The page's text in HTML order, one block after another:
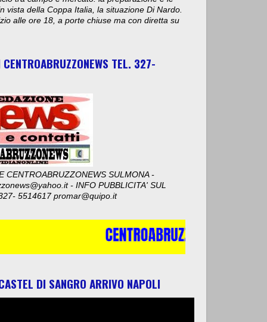
vista della Coppa Italia, la situazione Di Nardo.
alle ore 18, a porte chiuse ma con diretta su
CENTROABRUZZONEWS TEL. 327-
CENTROABRUZZONEWS SULMONA -
- INFO PUBBLICITA' SUL
5514617 promar@quipo.it
DI SANGRO ARRIVO NAPOLI